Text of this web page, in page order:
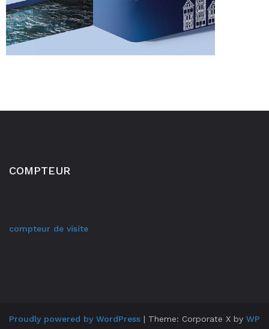
COMPTEUR
compteur de visite
Proudly powered by WordPress | Theme: Corporate X by WP